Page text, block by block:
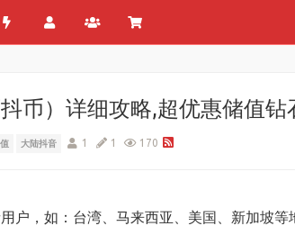
币）详细攻略,超优惠储值钻
大陆抖音 1 1 170
户，如：台湾、马来西亚、美国、新加坡